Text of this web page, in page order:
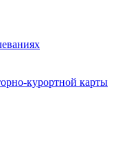
курортной карты